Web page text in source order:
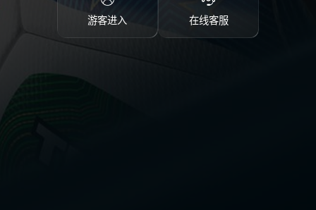
游客进入 在线客服